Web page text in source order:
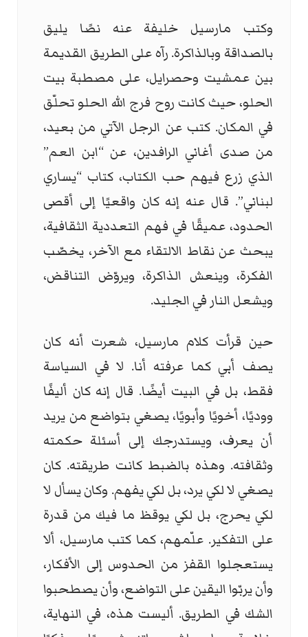
وكتب مارسيل خليفة عنه نصًا يليق
بالصداقة وبالذاكرة. رآه على الطريق القديمة
بين عمشيت وحصرايل، على مصطبة بيت
الحلو، حيث كانت روح فرج الله الحلو تحلّق
في المكان. كتب عن الرجل الآتي من بعيد،
من صدى أغاني الرافدين، عن “ابن العم”
الذي زرع فيهم حب الكتاب، كتاب “يساري
لبناني”. قال عنه إنه كان واقعيًا إلى أقصى
الحدود، عميقًا في فهم التعددية الثقافية،
يبحث عن نقاط الالتقاء مع الآخر، يخصّب
الفكرة، وينعش الذاكرة، ويروّض التناقض،
ويشعل النار في الجليد.
حين قرأت كلام مارسيل، شعرت أنه كان
يصف أبي كما عرفته أنا. لا في السياسة
فقط، بل في البيت أيضًا. قال إنه كان أليفًا
ووديًا، أخويًا وأبويًا، يصغي بتواضع من يريد
أن يعرف، ويستدرجك إلى أسئلة حكمته
وثقافته. وهذه بالضبط كانت طريقته. كان
يصغي لا لكي يرد، بل لكي يفهم. وكان يسأل لا
لكي يحرج، بل لكي يوقظ ما فيك من قدرة
على التفكير. علّمهم، كما كتب مارسيل، ألا
يستعجلوا القفز من الحدوس إلى الأفكار،
وأن يربّوا اليقين على التواضع، وأن يصطحبوا
الشك في الطريق. أليست هذه، في النهاية،